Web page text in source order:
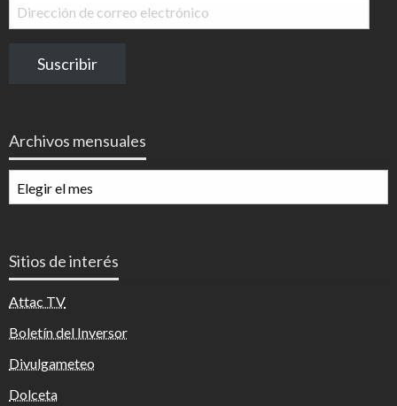
Dirección
de
electrónico
Suscribir
Archivos mensuales
mensuales
Sitios de interés
Attac TV
Boletín del Inversor
Divulgameteo
Dolceta